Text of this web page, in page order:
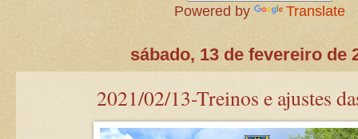
Powered by Translate
sábado, 13 de fevereiro de
2021/02/13-Treinos e ajustes